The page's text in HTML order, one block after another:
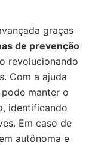
graças
de prevenção
revolucionando
. Com a ajuda
manter o
, identificando
Em caso de
autônoma e